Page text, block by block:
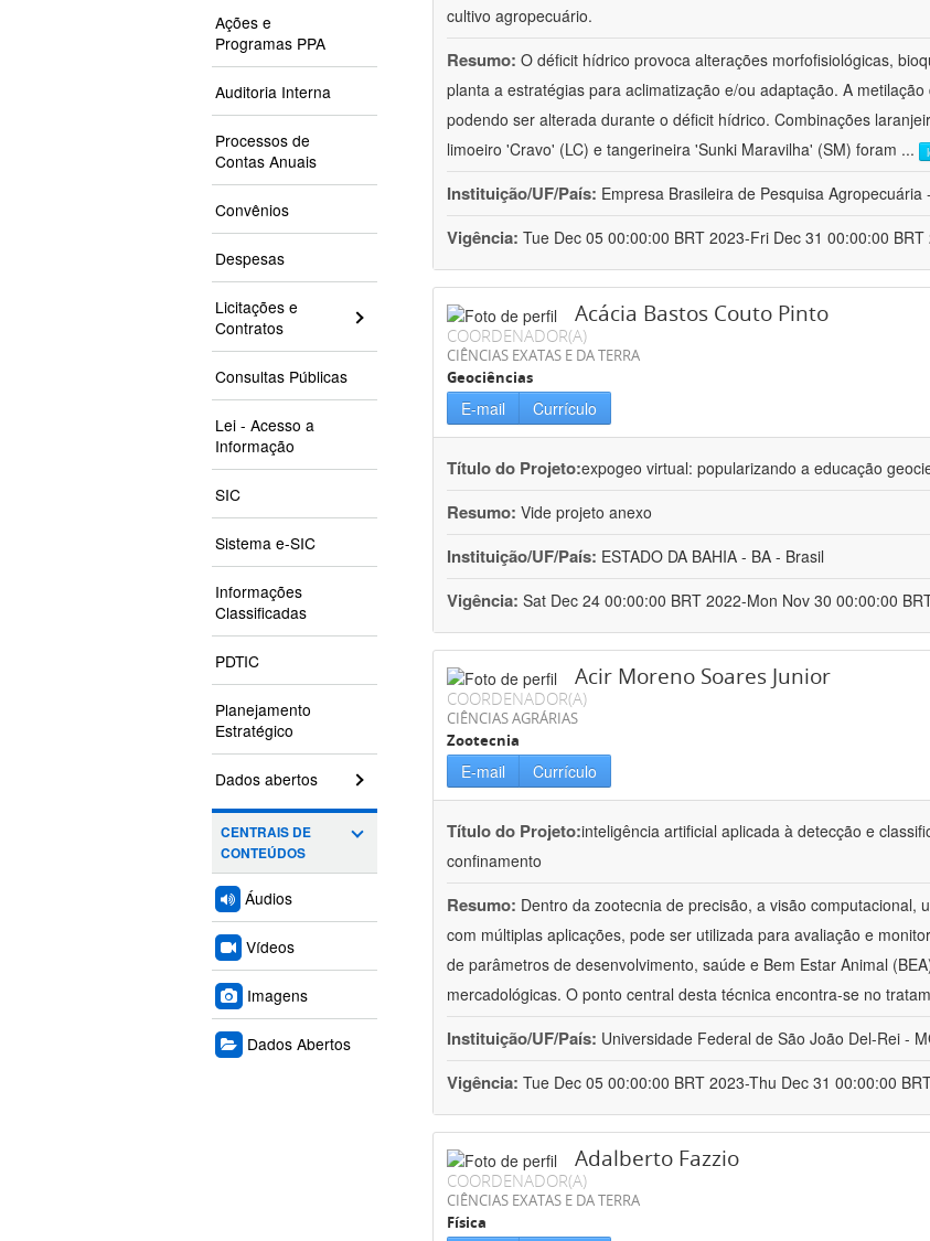
Ações e
Programas PPA
Auditoria Interna
Processos de
Contas Anuais
Convênios
Despesas
Licitações e
Contratos
Consultas Públicas
Lei - Acesso a
Informação
SIC
Sistema e-SIC
Informações
Classificadas
PDTIC
Planejamento
Estratégico
Dados abertos
CENTRAIS DE
CONTEÚDOS
Áudios
Vídeos
Imagens
Dados Abertos
cultivo agropecuário.
Resumo: O déficit hídrico provoca alterações morfofisiológicas,
planta a estratégias para aclimatização e/ou adaptação. A
podendo ser alterada durante o déficit hídrico. Combinações
limoeiro 'Cravo' (LC) e tangerineira 'Sunki Maravilha' (SM) foram ...
Instituição/UF/País: Empresa Brasileira de Pesquisa Agropecuária
Vigência: Tue Dec 05 00:00:00 BRT 2023-Fri Dec 31 00:00:00 BRT
Acácia Bastos Couto Pinto
COORDENADOR(A)
CIÊNCIAS EXATAS E DA TERRA
Geociências
E-mail Currículo
Título do Projeto:expogeo virtual: popularizando a educação
Resumo: Vide projeto anexo
Instituição/UF/País: ESTADO DA BAHIA - BA - Brasil
Vigência: Sat Dec 24 00:00:00 BRT 2022-Mon Nov 30 00:00:00
Acir Moreno Soares Junior
COORDENADOR(A)
CIÊNCIAS AGRÁRIAS
Zootecnia
E-mail Currículo
Título do Projeto:inteligência artificial aplicada à detecção e
confinamento
Resumo: Dentro da zootecnia de precisão, a visão computacional,
com múltiplas aplicações, pode ser utilizada para avaliação e
de parâmetros de desenvolvimento, saúde e Bem Estar Animal
mercadológicas. O ponto central desta técnica encontra-se no
Instituição/UF/País: Universidade Federal de São João Del-Rei -
Vigência: Tue Dec 05 00:00:00 BRT 2023-Thu Dec 31 00:00:00
Adalberto Fazzio
COORDENADOR(A)
CIÊNCIAS EXATAS E DA TERRA
Física